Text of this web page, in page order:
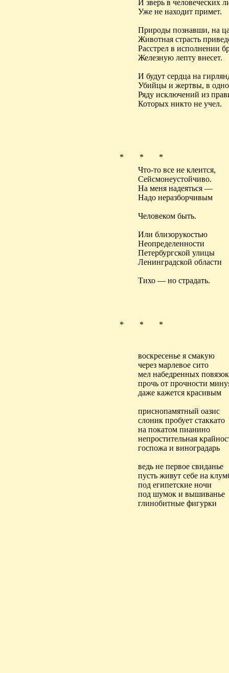
И зверь в человеческих
Уже не находит примет.
Природы познавши, на
Животная страсть
Расстрел в исполнении
Железную лепту внесет.
И будут сердца на
Убийцы и жертвы, в
Ряду исключений из
Которых никто не учел.
* * *
Что-то все не клеится,
Сейсмонеустойчиво.
На меня надеяться —
Надо неразборчивым
Человеком быть.
Или близорукостью
Неопределенности
Петербургской улицы
Ленинградской области
Тихо — но страдать.
* * *
воскресенье я смакую
через марлевое сито
мел набедренных повязок
прочь от прочности
даже кажется красивым
приснопамятный оазис
слоник пробует стаккато
на покатом пианино
непростительная
госпожа и виноградарь
ведь не первое свиданье
пусть живут себе на
под египетские ночи
под шумок и вышиванье
глинобитные фигурки